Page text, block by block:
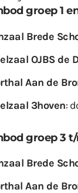
groep 1
Brede
OJBS
Aan de
3hoven:
groep 3
Brede
Aan de